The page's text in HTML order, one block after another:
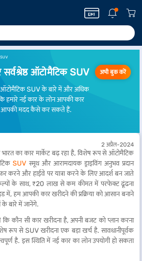
SUV
ऑटोमैटिक SUV
SUV के बारे में और अधिक
हमारे नई कार के लोन आपकी कार
आपकी मदद कैसे कर सकते हैं.
अभी बुक करें
2 अप्रैल-2024
का कार मार्केट बढ़ रहा है, विशेष रूप से ऑटोमैटिक
SUV स्मूथ और आरामदायक ड्राइविंग अनुभव प्रदान
करने और हाईवे पर यात्रा करने के लिए आदर्श बन जाते
के साथ, ₹20 लाख से कम कीमत में परफेक्ट ढूंढना
में, हम आपकी कार खरीदने की प्रक्रिया को आसान बनाने
बारे में जानेंगे.
कौन सी कार खरीदना है, अपनी बजट को प्लान करना
रूप से SUV खरीदना एक बड़ा खर्च है. सावधानीपूर्वक
है. इस स्थिति में नई कार का लोन उपयोगी हो सकता